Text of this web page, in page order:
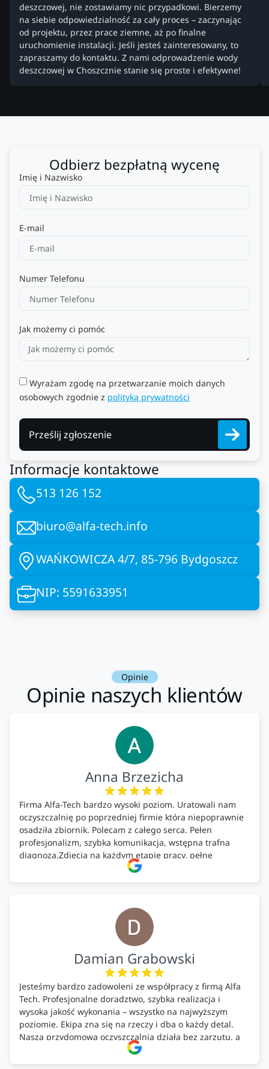
deszczowej, nie zostawiamy nic przypadkowi. Bierzemy
na siebie odpowiedzialność za cały proces – zaczynając
od projektu, przez prace ziemne, aż po finalne
uruchomienie instalacji. Jeśli jesteś zainteresowany, to
zapraszamy do kontaktu. Z nami odprowadzenie wody
deszczowej w Choszcznie stanie się proste i efektywne!
Odbierz bezpłatną wycenę
Imię i Nazwisko
E-mail
Numer Telefonu
Jak możemy ci pomóc
Wyrażam zgodę na przetwarzanie moich danych
osobowych zgodnie z polityką prywatności
Prześlij zgłoszenie
Informacje kontaktowe
513 126 152
biuro@alfa-tech.info
WAŃKOWICZA 4/7, 85-796 Bydgoszcz
NIP: 5591633951
Opinie
Opinie naszych klientów
Anna Brzezicha
Firma Alfa-Tech bardzo wysoki poziom. Uratowali nam
oczyszczalnię po poprzedniej firmie która niepoprawnie
osadziła zbiornik. Polecam z całego serca. Pełen
profesjonalizm, szybka komunikacja, wstępna trafna
diagnoza.Zdjęcia na każdym etapie pracy, pełne
doradztwo.Dobrze wyszkoleni i znający się na rzeczy.
Podsumowując ekipa na wysokim poziomie, rzetelna.
Damian Grabowski
Jesteśmy bardzo zadowoleni ze współpracy z firmą Alfa
Tech. Profesjonalne doradztwo, szybka realizacja i
wysoka jakość wykonania – wszystko na najwyższym
poziomie. Ekipa zna się na rzeczy i dba o każdy detal.
Nasza przydomowa oczyszczalnia działa bez zarzutu, a
całość została wykonana zgodnie z terminem i
ustaleniami. Z czystym sumieniem polecamy Alfa Tech